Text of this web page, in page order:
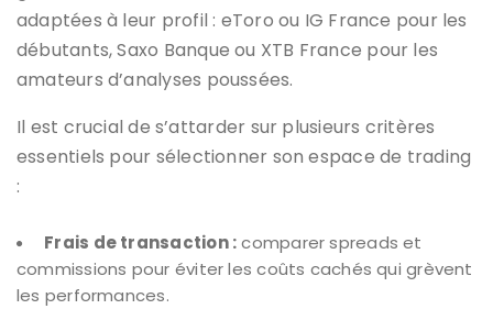
adaptées à leur profil : eToro ou IG France pour les
débutants, Saxo Banque ou XTB France pour les
amateurs d’analyses poussées.
Il est crucial de s’attarder sur plusieurs critères
essentiels pour sélectionner son espace de trading
:
Frais de transaction :comparer spreads et
commissions pour éviter les coûts cachés qui grèvent
les performances.